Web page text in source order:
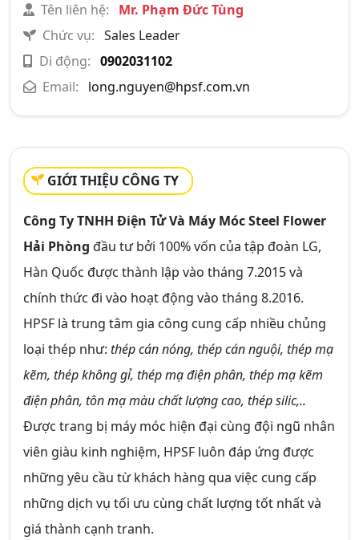
Tên liên hệ:
Mr. Phạm Đức Tùng
Chức vụ: Sales Leader
Di động: 0902031102
Email:
long.nguyen@hpsf.com.vn
GIỚI THIỆU CÔNG TY
Công Ty TNHH Điện Tử Và Máy Móc Steel Flower
Hải Phòng đầu tư bởi 100% vốn của tập đoàn LG,
Hàn Quốc được thành lập vào tháng 7.2015 và
chính thức đi vào hoạt động vào tháng 8.2016.
HPSF là trung tâm gia công cung cấp nhiều chủng
loại thép như: thép cán nóng, thép cán nguội, thép mạ
kẽm, thép không gỉ, thép mạ điện phân, thép mạ kẽm
điện phân, tôn mạ màu chất lượng cao, thép silic,..
Được trang bị máy móc hiện đại cùng đội ngũ nhân
viên giàu kinh nghiệm, HPSF luôn đáp ứng được
những yêu cầu từ khách hàng qua việc cung cấp
những dịch vụ tối ưu cùng chất lượng tốt nhất và
giá thành cạnh tranh.